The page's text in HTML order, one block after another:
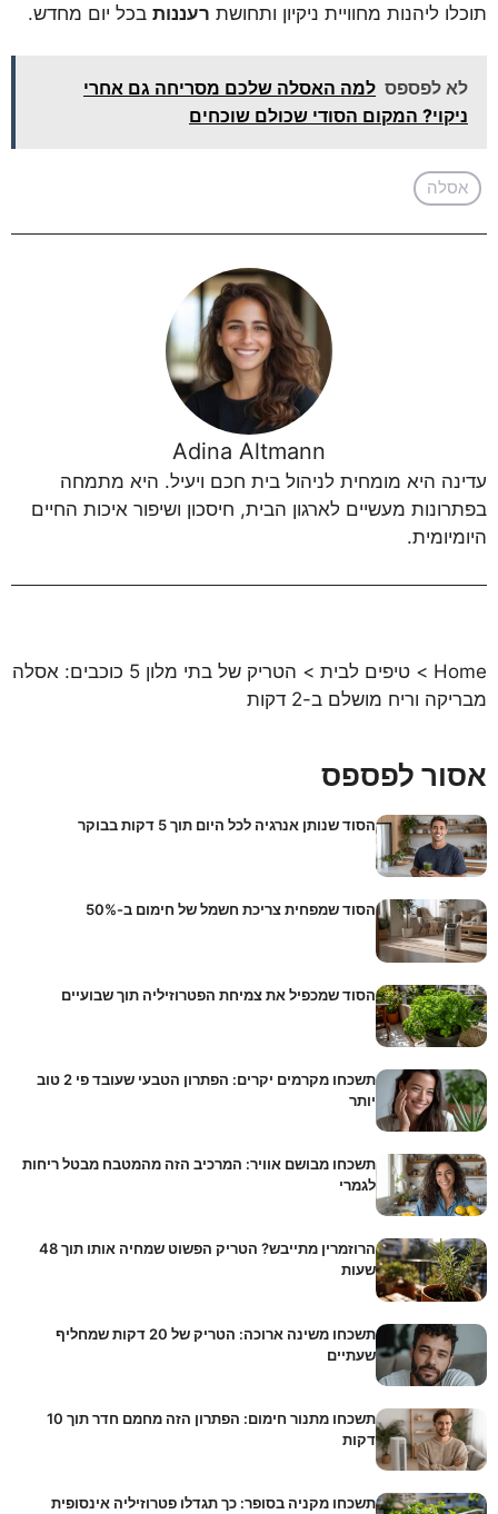
תוכלו ליהנות מחוויית ניקיון ותחושת רעננות בכל יום מחדש.
לא לפספס למה האסלה שלכם מסריחה גם אחרי
ניקוי? המקום הסודי שכולם שוכחים
אסלה
Adina Altmann
עדינה היא מומחית לניהול בית חכם ויעיל. היא מתמחה
בפתרונות מעשיים לארגון הבית, חיסכון ושיפור איכות החיים
היומיומית.
Home
> טיפים לבית >
הטריק של בתי מלון 5 כוכבים: אסלה
מבריקה וריח מושלם ב-2 דקות
אסור לפספס
הסוד שנותן אנרגיה לכל היום תוך 5 דקות בבוקר
הסוד שמפחית צריכת חשמל של חימום ב-50%
הסוד שמכפיל את צמיחת הפטרוזיליה תוך שבועיים
תשכחו מקרמים יקרים: הפתרון הטבעי שעובד פי 2 טוב
יותר
תשכחו מבושם אוויר: המרכיב הזה מהמטבח מבטל ריחות
לגמרי
הרוזמרין מתייבש? הטריק הפשוט שמחיה אותו תוך 48
שעות
תשכחו משינה ארוכה: הטריק של 20 דקות שמחליף
שעתיים
תשכחו מתנור חימום: הפתרון הזה מחמם חדר תוך 10
דקות
תשכחו מקניה בסופר: כך תגדלו פטרוזיליה אינסופית